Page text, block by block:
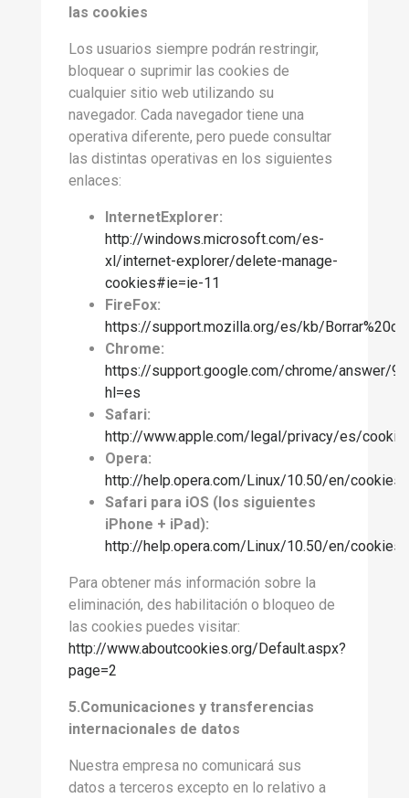
las cookies
Los usuarios siempre podrán restringir,
bloquear o suprimir las cookies de
cualquier sitio web utilizando su
navegador. Cada navegador tiene una
operativa diferente, pero puede consultar
las distintas operativas en los siguientes
enlaces:
InternetExplorer:
http://windows.microsoft.com/es-
xl/internet-explorer/delete-manage-
cookies#ie=ie-11
FireFox:
https://support.mozilla.org/es/kb/
Chrome:
https://support.google.com/chrome/answer/
hl=es
Safari:
http://www.apple.com/legal/privacy/es/
Opera:
http://help.opera.com/Linux/10.50/en/
Safari para iOS (los siguientes
iPhone + iPad):
http://help.opera.com/Linux/10.50/en/
Para obtener más información sobre la
eliminación, des habilitación o bloqueo de
las cookies puedes visitar:
http://www.aboutcookies.org/Default.aspx?
page=2
5.Comunicaciones y transferencias
internacionales de datos
Nuestra empresa no comunicará sus
datos a terceros excepto en lo relativo a